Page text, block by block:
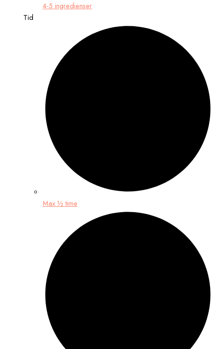
4-5 ingredienser
Tid
Max ½ time